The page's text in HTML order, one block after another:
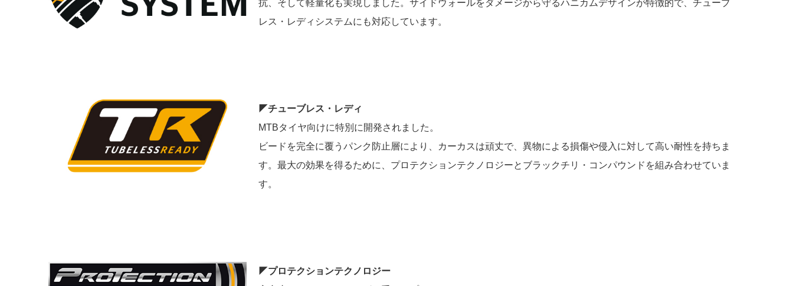
抗、そして軽量化も実現しました。サイドウォールをダメージから守るハニカムデザインが特徴的で、チューブ
レス・レディシステムにも対応しています。
◤チューブレス・レディ
MTBタイヤ向けに特別に開発されました。
ビードを完全に覆うパンク防止層により、カーカスは頑丈で、異物による損傷や侵入に対して高い耐性を持ちま
す。最大の効果を得るために、プロテクションテクノロジーとブラックチリ・コンパウンドを組み合わせていま
す。
◤プロテクションテクノロジー